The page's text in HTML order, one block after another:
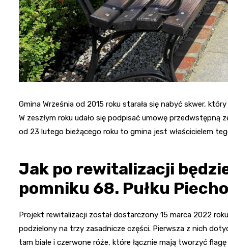
Gmina Września od 2015 roku starała się nabyć skwer,
W zeszłym roku udało się podpisać umowę
od 23 lutego bieżącego roku to gmina jest właścicielem
Jak po rewitalizacji
pomniku 68. Pułku
Projekt rewitalizacji został dostarczony 15 marca 2022
podzielony na trzy zasadnicze części. Pierwsza z nich
tam białe i czerwone róże, które łącznie mają tworzyć